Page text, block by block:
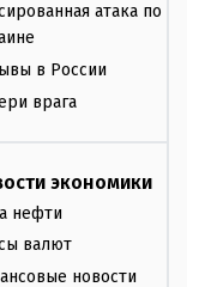
атака по
в России
врага
экономики
нефти
валют
новости